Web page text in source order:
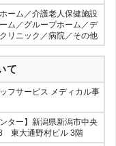
ーム／介護老人保健施設
ム／グループホーム／デ
リニック／病院／その他
て
フサービス メディカル事
ンター】新潟県新潟市中央
東大通野村ビル 3階